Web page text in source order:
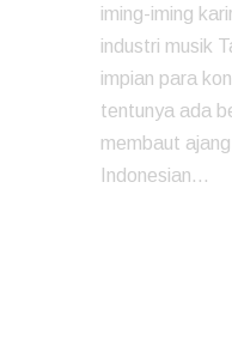
iming-iming
industri musik
impian para
tentunya ada
membaut
Indonesian…